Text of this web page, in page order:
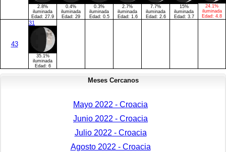
2.8%
iluminada
Edad: 27.9
0.4%
iluminada
Edad: 29
0.3%
iluminada
Edad: 0.5
2.7%
iluminada
Edad: 1.6
7.7%
iluminada
Edad: 2.6
15%
iluminada
Edad: 3.7
24.1%
iluminada
Edad: 4.8
43
31
35.1%
iluminada
Edad: 6
Meses Cercanos
Mayo 2022 - Croacia
Junio 2022 - Croacia
Julio 2022 - Croacia
Agosto 2022 - Croacia